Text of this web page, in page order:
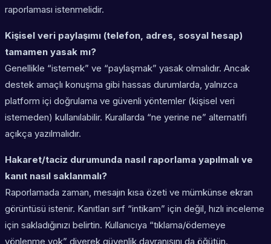
raporlaması istenmelidir.
Kişisel veri paylaşımı (telefon, adres, sosyal hesap)
tamamen yasak mı?
Genellikle “istemek” ve “paylaşmak” yasak olmalıdır. Ancak
destek amaçlı konuşma gibi hassas durumlarda, yalnızca
platform içi doğrulama ve güvenli yöntemler (kişisel veri
istemeden) kullanılabilir. Kurallarda “ne yerine ne” alternatifi
açıkça yazılmalıdır.
Hakaret/taciz durumunda nasıl raporlama yapılmalı ve
kanıt nasıl saklanmalı?
Raporlamada zaman, mesajın kısa özeti ve mümkünse ekran
görüntüsü istenir. Kanıtları sırf “intikam” için değil, hızlı inceleme
için sakladığınızı belirtin. Kullanıcıya “tıklama/ödemeye
yönlenme yok” diyerek güvenlik davranışını da öğütün.